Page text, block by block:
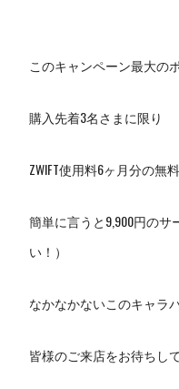
このキャンペーン最大の
購入先着3名さまに限り
ZWIFT使用料6ヶ月分の無
簡単に言うと9,900円の
い！）
なかなかないこのキャラ
皆様のご来店をお待ちし